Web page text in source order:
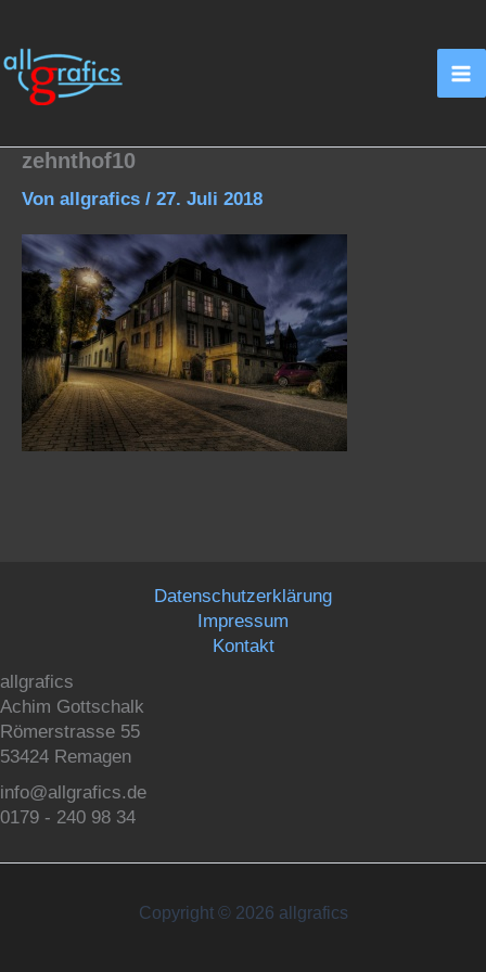
springen
zehnthof10
Von allgrafics / 27. Juli 2018
Datenschutzerklärung
Impressum
Kontakt
allgrafics
Achim Gottschalk
Römerstrasse 55
53424 Remagen
info@allgrafics.de
0179 - 240 98 34
Copyright © 2026 allgrafics